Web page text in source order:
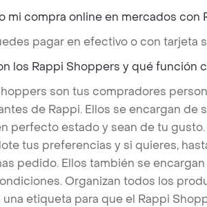
mi compra online en mercados con
pagar en efectivo o con tarjeta
los Rappi Shoppers y qué función
son tus compradores
de Rappi. Ellos se encargan
perfecto estado y sean de tu
tus preferencias y si quieres,
pedido. Ellos también se
Organizan todos los
una etiqueta para que el Rappi